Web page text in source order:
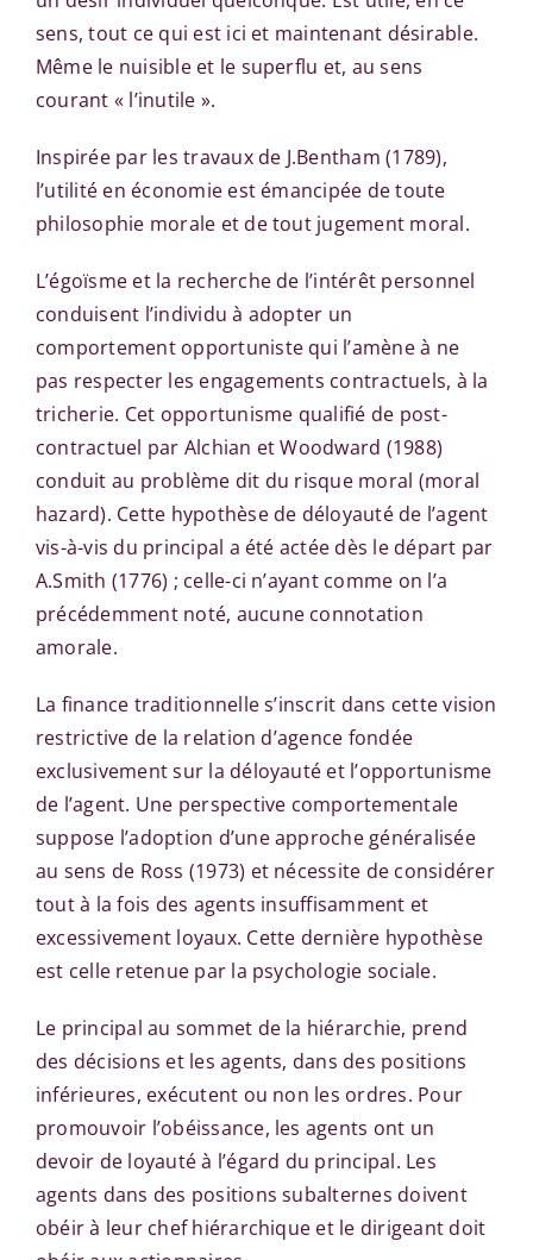
sens, tout ce qui est ici et maintenant désirable.
Même le nuisible et le superflu et, au sens
courant « l’inutile ».
Inspirée par les travaux de J.Bentham (1789),
l’utilité en économie est émancipée de toute
philosophie morale et de tout jugement moral.
L’égoïsme et la recherche de l’intérêt personnel
conduisent l’individu à adopter un
comportement opportuniste qui l’amène à ne
pas respecter les engagements contractuels, à la
tricherie. Cet opportunisme qualifié de post-
contractuel par Alchian et Woodward (1988)
conduit au problème dit du risque moral (moral
hazard). Cette hypothèse de déloyauté de l’agent
vis-à-vis du principal a été actée dès le départ par
A.Smith (1776) ; celle-ci n’ayant comme on l’a
précédemment noté, aucune connotation
amorale.
La finance traditionnelle s’inscrit dans cette vision
restrictive de la relation d’agence fondée
exclusivement sur la déloyauté et l’opportunisme
de l’agent. Une perspective comportementale
suppose l’adoption d’une approche généralisée
au sens de Ross (1973) et nécessite de considérer
tout à la fois des agents insuffisamment et
excessivement loyaux. Cette dernière hypothèse
est celle retenue par la psychologie sociale.
Le principal au sommet de la hiérarchie, prend
des décisions et les agents, dans des positions
inférieures, exécutent ou non les ordres. Pour
promouvoir l’obéissance, les agents ont un
devoir de loyauté à l’égard du principal. Les
agents dans des positions subalternes doivent
obéir à leur chef hiérarchique et le dirigeant doit